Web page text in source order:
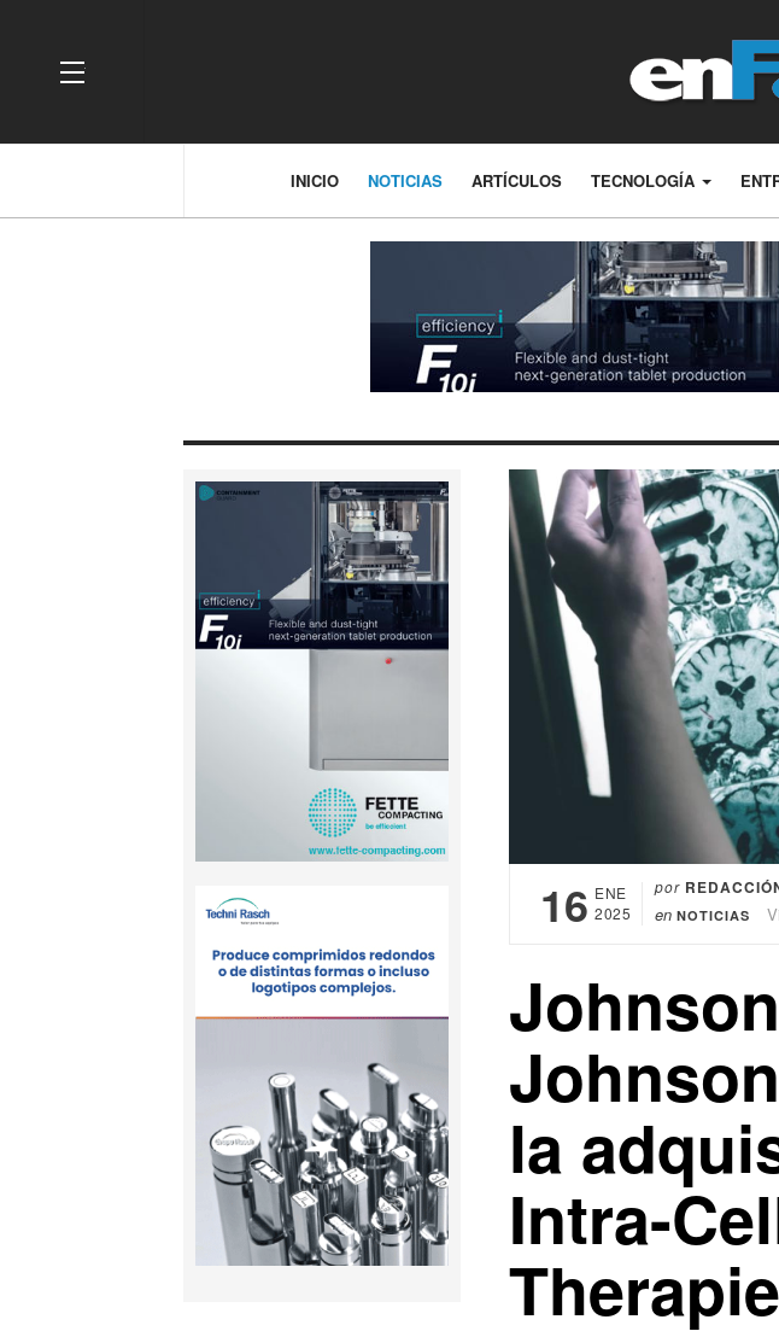
OFF CANVAS
INICIO NOTICIAS ARTÍCULOS TECNOLOGÍA
16 ENE
2025
por
en NOTICIAS
la
Intra-